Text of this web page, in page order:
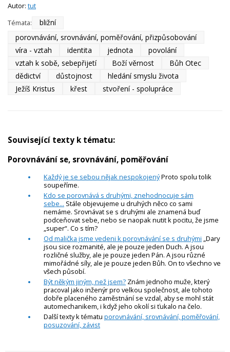
Autor: tut
Témata:
bližní
porovnávání, srovnávání, poměřování, přizpůsobování
víra - vztah
identita jednota
povolání
vztah k sobě, sebepřijetí
Boží věrnost
Bůh Otec
dědictví
důstojnost
hledání smyslu života
Ježíš Kristus
křest stvoření - spolupráce
Související texty k tématu:
Porovnávání se, srovnávání, poměřování
Každý je se sebou nějak nespokojenýProto spolu tolik
soupeříme.
Kdo se porovnává s druhými, znehodnocuje sám
sebe... Stále objevujeme u druhých něco co sami
nemáme. Srovnávat se s druhými ale znamená buď
podceňovat sebe, nebo se naopak nutit k pocitu, že jsme
„super“. Co s tím?
Od malička jsme vedeni k porovnávání se s druhými „Dary
jsou sice rozmanité, ale je pouze jeden Duch. A jsou
rozličné služby, ale je pouze jeden Pán. A jsou různé
mimořádné síly, ale je pouze jeden Bůh. On to všechno ve
všech působí.
Být někým jiným, než jsem? Znám jednoho muže, který
pracoval jako inženýr pro velkou společnost, ale tohoto
dobře placeného zaměstnání se vzdal, aby se mohl stát
automechanikem, i když jeho okolí si ťukalo na čelo.
Další texty k tématu porovnávání, srovnávání, poměřování,
posuzování, závist